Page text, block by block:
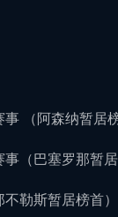
（阿森纳暂居
（巴塞罗那暂
勒斯暂居榜首）